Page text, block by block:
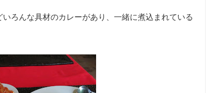
ろんな具材のカレーがあり、一緒に煮込まれている